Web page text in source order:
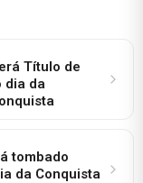
Título de
dia da
tombado
da Conquista